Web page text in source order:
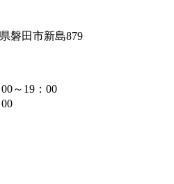
磐田市新島879
～19：00